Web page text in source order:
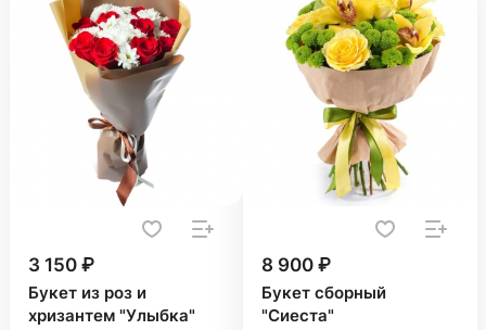
3 150 ₽
Букет из роз и
хризантем "Улыбка"
8 900 ₽
Букет сборный
"Сиеста"